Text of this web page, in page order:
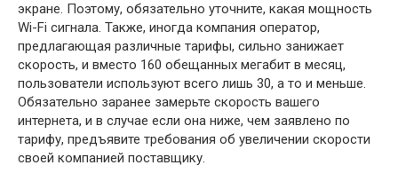
экране. Поэтому, обязательно уточните, какая мощность
Wi-Fi сигнала. Также, иногда компания оператор,
предлагающая различные тарифы, сильно занижает
скорость, и вместо 160 обещанных мегабит в месяц,
пользователи используют всего лишь 30, а то и меньше.
Обязательно заранее замерьте скорость вашего
интернета, и в случае если она ниже, чем заявлено по
тарифу, предъявите требования об увеличении скорости
своей компанией поставщику.